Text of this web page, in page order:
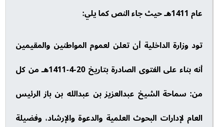
عام 1411هـ حيث جاء النص كما يلي:
تود وزارة الداخلية أن تعلن لعموم المواطنين والمقيمين
أنه بناء على الفتوى الصادرة بتاريخ 20-4-1411هـ من كل
من: سماحة الشيخ عبدالعزيز بن عبدالله بن باز الرئيس
العام لإدارات البحوث العلمية والدعوة والإرشاد، وفضيلة